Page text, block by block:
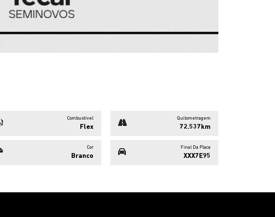
Combustível
Flex
Quilometragem
72.537km
Cor
Branco
Final Da Placa
XXX7E95